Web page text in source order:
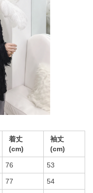
着丈
(cm)
袖丈
(cm)
76 53
77 54